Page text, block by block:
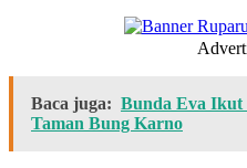
Baca juga: Bunda Eva Ikut
Taman Bung Karno